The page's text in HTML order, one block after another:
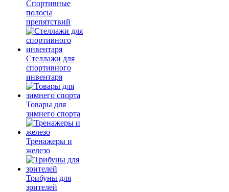
Спортивные
полосы
препятствий
Стеллажи для
спортивного
инвентаря
Товары для
зимнего спорта
Тренажеры и
железо
Трибуны для
зрителей